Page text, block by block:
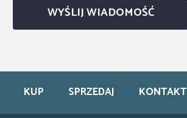
KUP SPRZEDAJ KONTAKT